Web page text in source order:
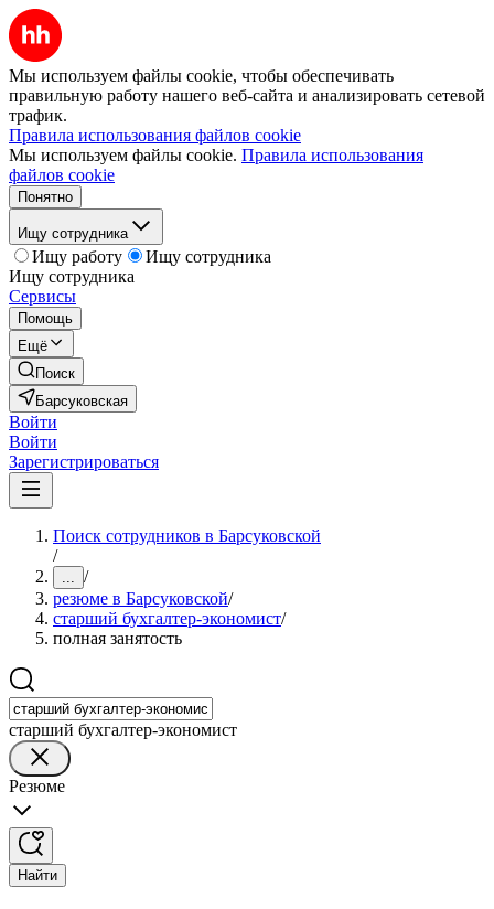
Мы используем файлы cookie, чтобы обеспечивать
правильную работу нашего веб-сайта и анализировать сетевой
трафик.
Правила использования файлов cookie
Мы используем файлы cookie. Правила использования
файлов cookie
Понятно
Ищу сотрудника
Ищу работу
Ищу сотрудника
Ищу сотрудника
Сервисы
Помощь
Ещё
Поиск
Барсуковская
Войти
Войти
Зарегистрироваться
Поиск сотрудников в Барсуковской
/
... /
резюме в Барсуковской/
старший бухгалтер-экономист/
полная занятость
старший бухгалтер-экономист
Резюме
Найти